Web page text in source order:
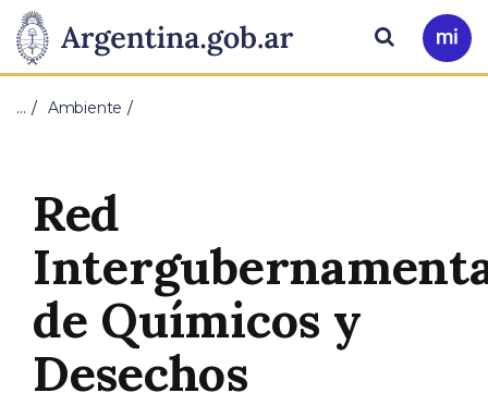
Presidencia
de
Nación
Pasar al contenido principal
Ir
a
Buscar
… Ambiente
Red
de Químicos y
Desechos